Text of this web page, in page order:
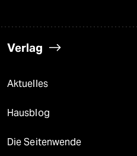
Verlag
Aktuelles
Hausblog
Die Seitenwende